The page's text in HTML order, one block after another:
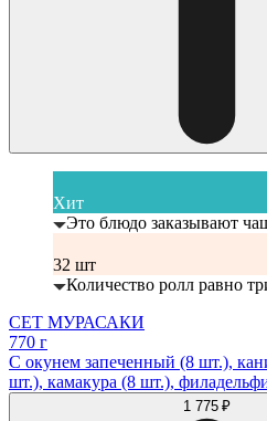
Хит
Это блюдо заказывают
32 шт
Количество ролл равно
СЕТ МУРАСАКИ
770 г
С окунем запеченный (8 шт.),
шт.), камакура (8 шт.),
1 775 ₽